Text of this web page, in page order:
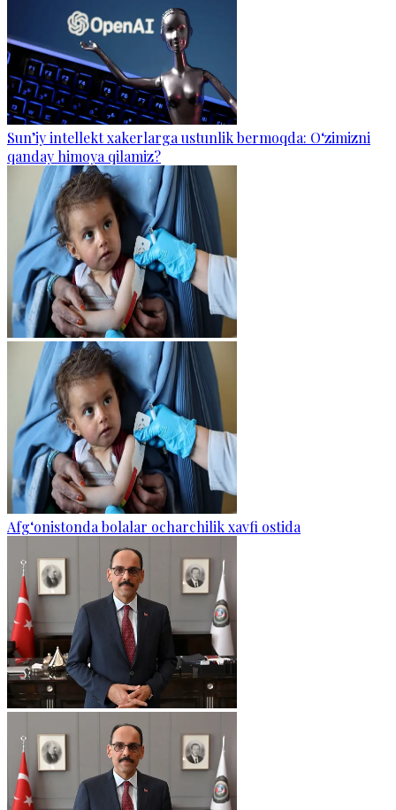
Sun’iy intellekt xakerlarga ustunlik bermoqda: O‘zimizni
qanday himoya qilamiz?
Afg‘onistonda bolalar ocharchilik xavfi ostida